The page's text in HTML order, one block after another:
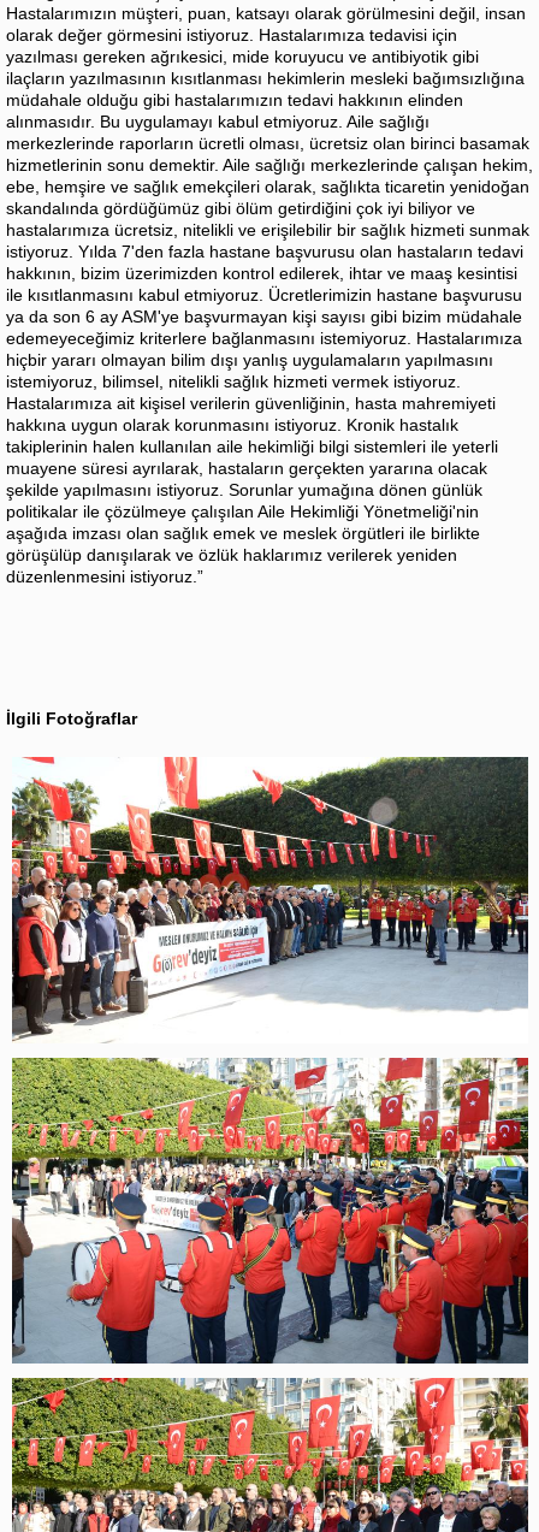
Hastalarımızın müşteri, puan, katsayı olarak görülmesini değil, insan
olarak değer görmesini istiyoruz. Hastalarımıza tedavisi için
yazılması gereken ağrıkesici, mide koruyucu ve antibiyotik gibi
ilaçların yazılmasının kısıtlanması hekimlerin mesleki bağımsızlığına
müdahale olduğu gibi hastalarımızın tedavi hakkının elinden
alınmasıdır. Bu uygulamayı kabul etmiyoruz. Aile sağlığı
merkezlerinde raporların ücretli olması, ücretsiz olan birinci basamak
hizmetlerinin sonu demektir. Aile sağlığı merkezlerinde çalışan hekim,
ebe, hemşire ve sağlık emekçileri olarak, sağlıkta ticaretin yenidoğan
skandalında gördüğümüz gibi ölüm getirdiğini çok iyi biliyor ve
hastalarımıza ücretsiz, nitelikli ve erişilebilir bir sağlık hizmeti sunmak
istiyoruz. Yılda 7'den fazla hastane başvurusu olan hastaların tedavi
hakkının, bizim üzerimizden kontrol edilerek, ihtar ve maaş kesintisi
ile kısıtlanmasını kabul etmiyoruz. Ücretlerimizin hastane başvurusu
ya da son 6 ay ASM'ye başvurmayan kişi sayısı gibi bizim müdahale
edemeyeceğimiz kriterlere bağlanmasını istemiyoruz. Hastalarımıza
hiçbir yararı olmayan bilim dışı yanlış uygulamaların yapılmasını
istemiyoruz, bilimsel, nitelikli sağlık hizmeti vermek istiyoruz.
Hastalarımıza ait kişisel verilerin güvenliğinin, hasta mahremiyeti
hakkına uygun olarak korunmasını istiyoruz. Kronik hastalık
takiplerinin halen kullanılan aile hekimliği bilgi sistemleri ile yeterli
muayene süresi ayrılarak, hastaların gerçekten yararına olacak
şekilde yapılmasını istiyoruz. Sorunlar yumağına dönen günlük
politikalar ile çözülmeye çalışılan Aile Hekimliği Yönetmeliği'nin
aşağıda imzası olan sağlık emek ve meslek örgütleri ile birlikte
görüşülüp danışılarak ve özlük haklarımız verilerek yeniden
düzenlenmesini istiyoruz.”
İlgili Fotoğraflar